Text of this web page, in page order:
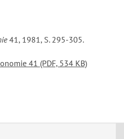
41, 1981, S. 295-305.
41 (PDF, 534 KB)